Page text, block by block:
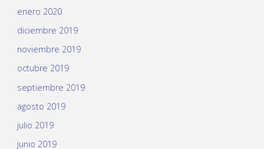
enero 2020
diciembre 2019
noviembre 2019
octubre 2019
septiembre 2019
agosto 2019
julio 2019
junio 2019